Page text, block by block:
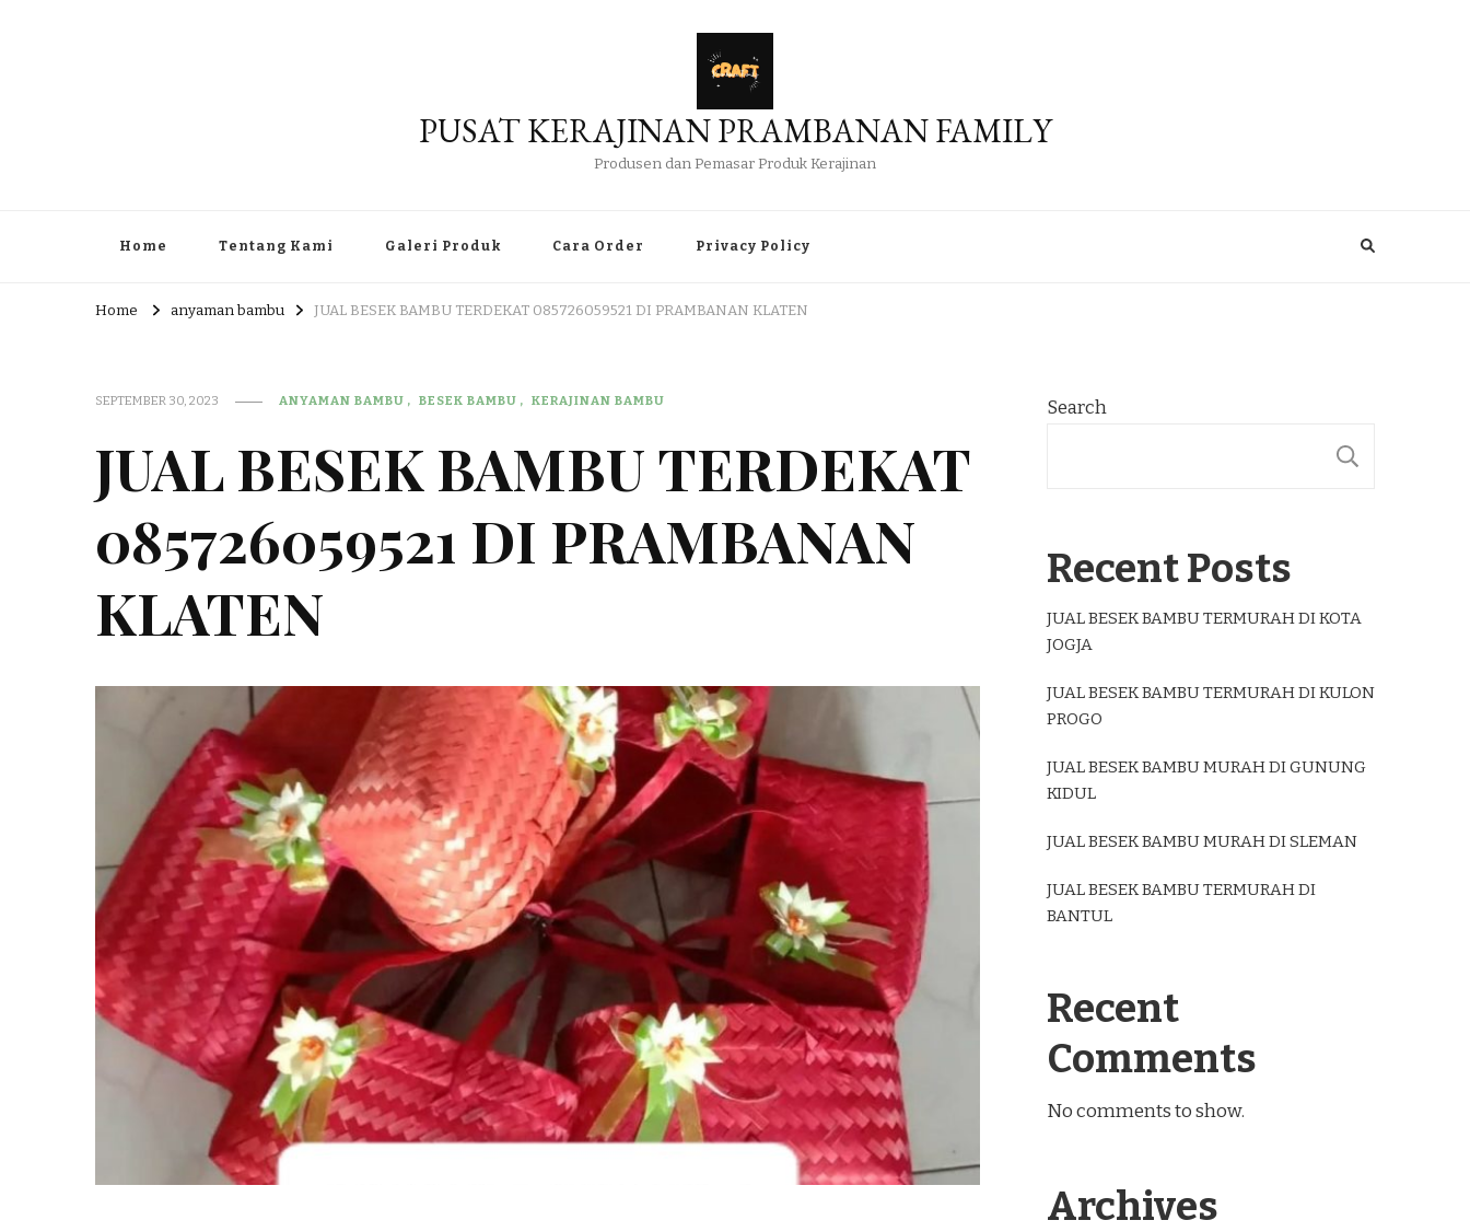
PUSAT KERAJINAN PRAMBANAN FAMILY
Produsen dan Pemasar Produk Kerajinan
Home Tentang Kami Galeri Produk Cara Order Privacy Policy
Home anyaman bambu JUAL BESEK BAMBU TERDEKAT 085726059521 DI PRAMBANAN KLATEN
SEPTEMBER 30, 2023 ANYAMAN BAMBU BESEK BAMBU KERAJINAN BAMBU
JUAL BESEK BAMBU TERDEKAT
085726059521 DI PRAMBANAN
KLATEN
Search
Recent Posts
JUAL BESEK BAMBU TERMURAH DI KOTA
JOGJA
JUAL BESEK BAMBU TERMURAH DI KULON
PROGO
JUAL BESEK BAMBU MURAH DI GUNUNG
KIDUL
JUAL BESEK BAMBU MURAH DI SLEMAN
JUAL BESEK BAMBU TERMURAH DI
BANTUL
Recent
Comments
No comments to show.
Archives